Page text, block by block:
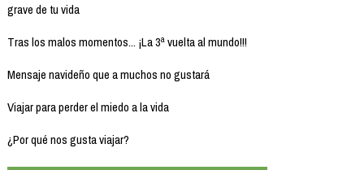
grave de tu vida
Tras los malos momentos... ¡La 3ª vuelta al mundo!!!
Mensaje navideño que a muchos no gustará
Viajar para perder el miedo a la vida
¿Por qué nos gusta viajar?